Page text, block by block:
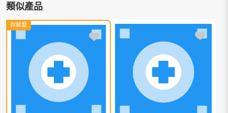
類似產品
你睇緊